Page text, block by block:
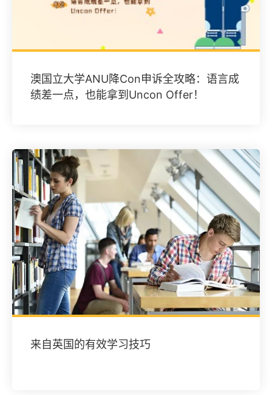
​澳国立大学ANU降Con申诉全攻略：语言成
绩差一点，也能拿到Uncon Offer！
来自英国的有效学习技巧